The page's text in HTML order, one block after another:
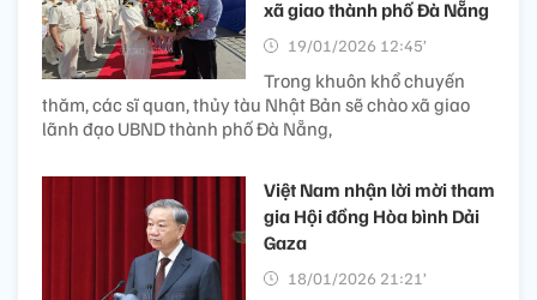
xã giao thành phố Đà Nẵng
19/01/2026 12:45’
Trong khuôn khổ chuyến
thăm, các sĩ quan, thủy tàu Nhật Bản sẽ chào xã giao
lãnh đạo UBND thành phố Đà Nẵng,
Việt Nam nhận lời mời tham
gia Hội đồng Hòa bình Dải
Gaza
18/01/2026 21:21’